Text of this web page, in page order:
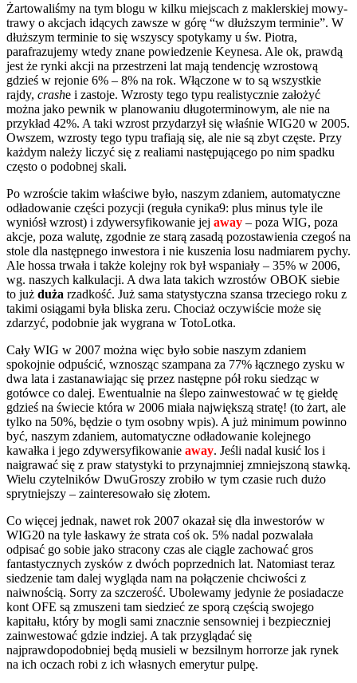
Żartowaliśmy na tym blogu w kilku miejscach z maklerskiej mowy-
trawy o akcjach idących zawsze w górę “w dłuższym terminie”. W
dłuższym terminie to się wszyscy spotykamy u św. Piotra,
parafrazujemy wtedy znane powiedzenie Keynesa. Ale ok, prawdą
jest że rynki akcji na przestrzeni lat mają tendencję wzrostową
gdzieś w rejonie 6% – 8% na rok. Włączone w to są wszystkie
rajdy, crashe i zastoje. Wzrosty tego typu realistycznie założyć
można jako pewnik w planowaniu długoterminowym, ale nie na
przykład 42%. A taki wzrost przydarzył się właśnie WIG20 w 2005.
Owszem, wzrosty tego typu trafiają się, ale nie są zbyt częste. Przy
każdym należy liczyć się z realiami następującego po nim spadku
często o podobnej skali.
Po wzroście takim właściwe było, naszym zdaniem, automatyczne
odładowanie części pozycji (reguła cynika9: plus minus tyle ile
wyniósł wzrost) i zdywersyfikowanie jej away – poza WIG, poza
akcje, poza walutę, zgodnie ze starą zasadą pozostawienia czegoś na
stole dla następnego inwestora i nie kuszenia losu nadmiarem pychy.
Ale hossa trwała i także kolejny rok był wspaniały – 35% w 2006,
wg. naszych kalkulacji. A dwa lata takich wzrostów OBOK siebie
to już duża rzadkość. Już sama statystyczna szansa trzeciego roku z
takimi osiągami była bliska zeru. Chociaż oczywiście może się
zdarzyć, podobnie jak wygrana w TotoLotka.
Cały WIG w 2007 można więc było sobie naszym zdaniem
spokojnie odpuścić, wznosząc szampana za 77% łącznego zysku w
dwa lata i zastanawiając się przez następne pół roku siedząc w
gotówce co dalej. Ewentualnie na ślepo zainwestować w tę giełdę
gdzieś na świecie która w 2006 miała największą stratę! (to żart, ale
tylko na 50%, będzie o tym osobny wpis). A już minimum powinno
być, naszym zdaniem, automatyczne odładowanie kolejnego
kawałka i jego zdywersyfikowanie away. Jeśli nadal kusić los i
naigrawać się z praw statystyki to przynajmniej zmniejszoną stawką.
Wielu czytelników DwuGroszy zrobiło w tym czasie ruch dużo
sprytniejszy – zainteresowało się złotem.
Co więcej jednak, nawet rok 2007 okazał się dla inwestorów w
WIG20 na tyle łaskawy że strata coś ok. 5% nadal pozwalała
odpisać go sobie jako stracony czas ale ciągle zachować gros
fantastycznych zysków z dwóch poprzednich lat. Natomiast teraz
siedzenie tam dalej wygląda nam na połączenie chciwości z
naiwnością. Sorry za szczerość. Ubolewamy jedynie że posiadacze
kont OFE są zmuszeni tam siedzieć ze sporą częścią swojego
kapitału, który by mogli sami znacznie sensowniej i bezpieczniej
zainwestować gdzie indziej. A tak przyglądać się
najprawdopodobniej będą musieli w bezsilnym horrorze jak rynek
na ich oczach robi z ich własnych emerytur pulpę.